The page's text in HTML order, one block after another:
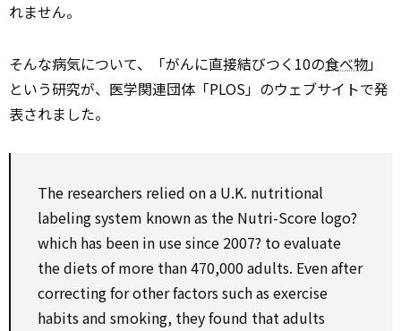
れません。
そんな病気について、「がんに直接結びつく10の食べ物」
という研究が、医学関連団体「PLOS」のウェブサイトで発
表されました。
The researchers relied ona U.K. nutritional
labeling system knownas the Nutri-Score logo?
which has been in usesince 2007? toevaluate
the diets ofmore than470,000 adults. Evenafter
correctingforotherfactors such as exercise
habits and smoking, they found that adults